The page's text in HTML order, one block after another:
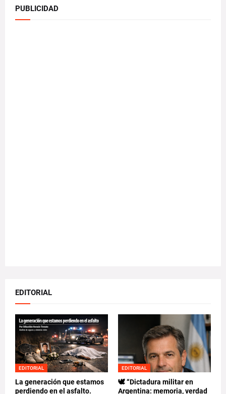
PUBLICIDAD
EDITORIAL
EDITORIAL
La generación que estamos
perdiendo en el asfalto.
EDITORIAL
🕊️ “Dictadura militar en
Argentina: memoria, verdad